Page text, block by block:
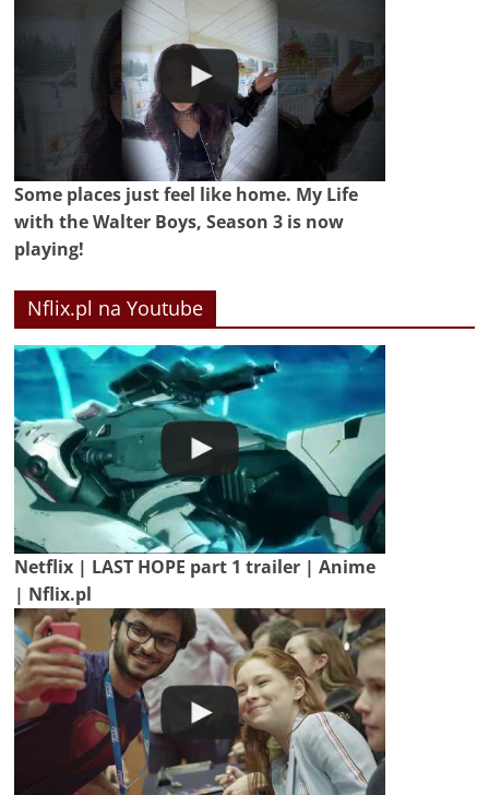
Some places just feel like home. My Life
with the Walter Boys, Season 3 is now
playing!
Nflix.pl na Youtube
Netflix | LAST HOPE part 1 trailer | Anime
| Nflix.pl